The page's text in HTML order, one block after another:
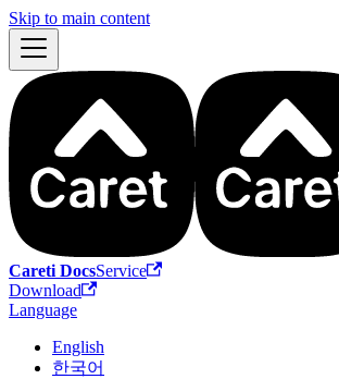
Skip to main content
Careti DocsService
Download
Language
English
한국어